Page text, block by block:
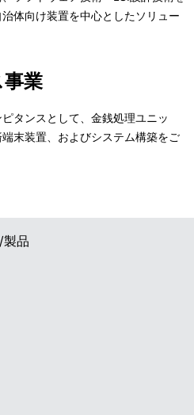
体向け装置を中心としたソリュー
業
タンスとして、金銭処理ユニッ
末装置、およびシステム構築をご
製品